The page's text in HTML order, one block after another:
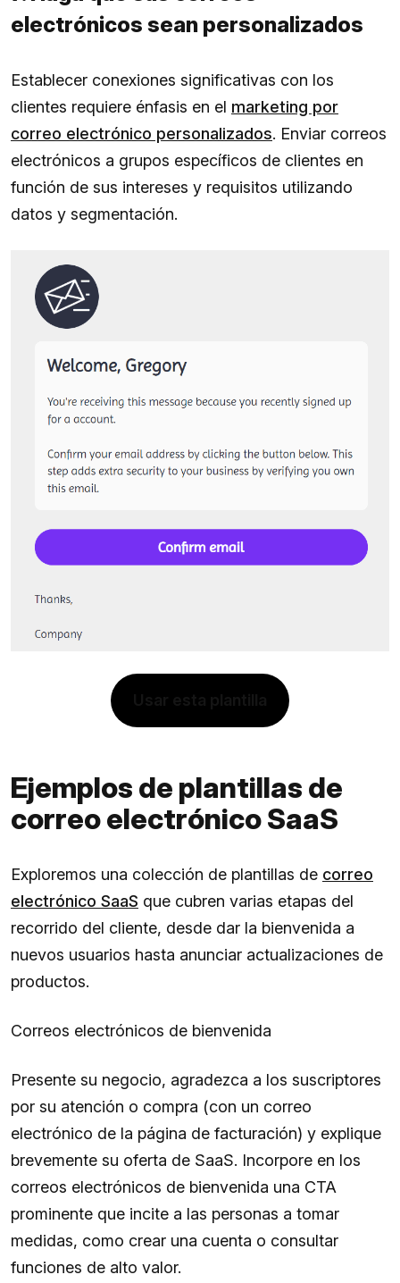
electrónicos sean personalizados
Establecer conexiones significativas con los
clientes requiere énfasis en el marketing por
correo electrónico personalizados. Enviar correos
electrónicos a grupos específicos de clientes en
función de sus intereses y requisitos utilizando
datos y segmentación.
Ejemplos de plantillas de
correo electrónico SaaS
Exploremos una colección de plantillas de correo
electrónico SaaS que cubren varias etapas del
recorrido del cliente, desde dar la bienvenida a
nuevos usuarios hasta anunciar actualizaciones de
productos.
Correos electrónicos de bienvenida
Presente su negocio, agradezca a los suscriptores
por su atención o compra (con un correo
electrónico de la página de facturación) y explique
brevemente su oferta de SaaS. Incorpore en los
correos electrónicos de bienvenida una CTA
prominente que incite a las personas a tomar
medidas, como crear una cuenta o consultar
funciones de alto valor.